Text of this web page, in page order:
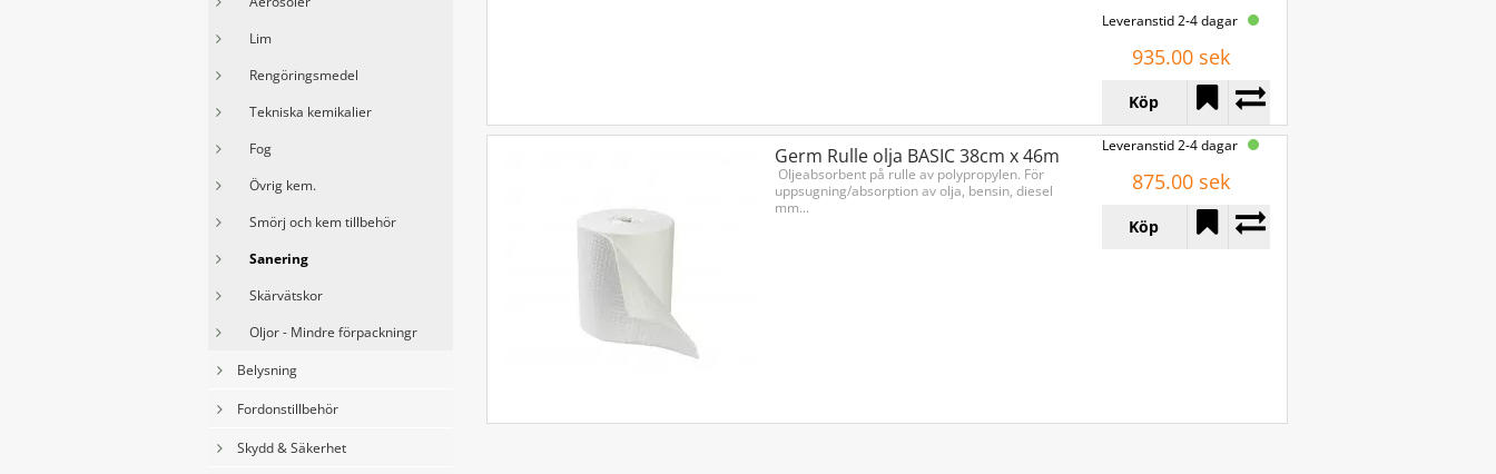
Lim
Rengöringsmedel
Tekniska kemikalier
Fog
Övrig kem.
Smörj och kem tillbehör
Sanering
Skärvätskor
Oljor - Mindre förpackningr
Belysning
Fordonstillbehör
Skydd & Säkerhet
Leveranstid 2-4 dagar
935.00 sek
Köp
Germ Rulle olja BASIC 38cm x 46m
Oljeabsorbent på rulle av polypropylen. För
uppsugning/absorption av olja, bensin, diesel
mm...
Leveranstid 2-4 dagar
875.00 sek
Köp